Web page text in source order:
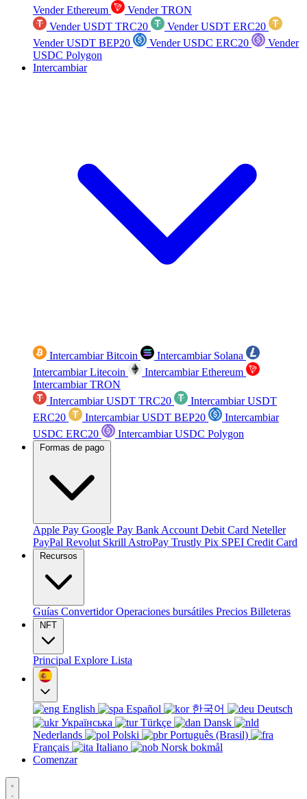
Vender Ethereum
Vender TRON
Vender USDT TRC20
Vender USDT ERC20
Vender USDT BEP20
Vender USDC ERC20
Vender
USDC Polygon
Intercambiar
Intercambiar Bitcoin
Intercambiar Solana
Intercambiar Litecoin
Intercambiar Ethereum
Intercambiar TRON
Intercambiar USDT TRC20
Intercambiar USDT
ERC20
Intercambiar USDT BEP20
Intercambiar
USDC ERC20
Intercambiar USDC Polygon
Formas de pago
Apple Pay Google Pay Bank Account Debit Card Neteller
PayPal Revolut Skrill AstroPay Trustly Pix SPEI Credit Card
Recursos
Guías ConvertidorOperaciones bursátiles Precios Billeteras
NFT
Principal Explore Lista
English Español 한국어
Deutsch
Українська
Türkçe
Dansk
Nederlands
Polski
Português (Brasil)
Français
Italiano
Norsk bokmål
Comenzar